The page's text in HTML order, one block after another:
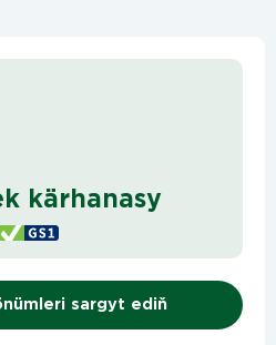
kärhanasy
sargyt ediň